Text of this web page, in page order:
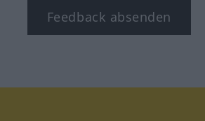
Feedback absenden